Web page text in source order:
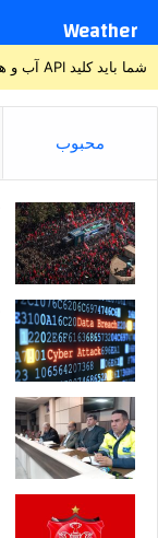
Weather
شما باید کلید API آب و هوا را در تنظیمات قالب > ادغام تنظیم کنید.
محبوب